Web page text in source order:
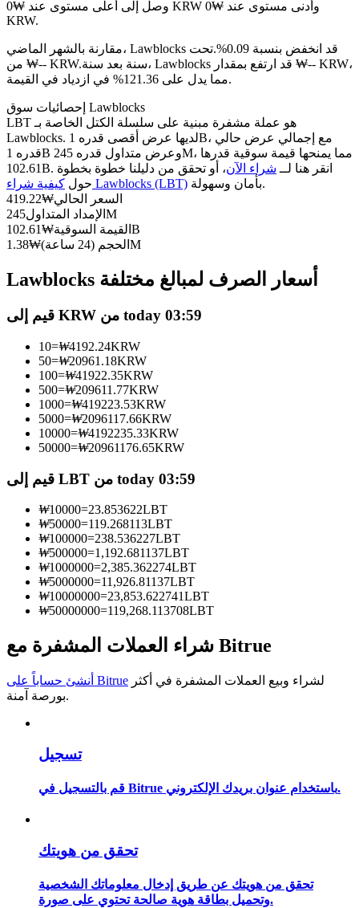
العقود الآجلة باستخدام USDC كضمان
نسخ التداول
انضم إلى أفضل المتداولين
كن متداول نسخ
استمتع بتقاسم الأرباح وعمولات نسخ التداول
معلومة
تحليل البيانات الضخمة بما في ذلك المعلومات التجارية، وما
إلى ذلك.
دليل المبتدئين للعقود الآجلة
وصل إلى أعلى مستوى عند ₩0 KRW وأدنى مستوى عند ₩0
KRW.
مقارنة بالشهر الماضي، Lawblocks قد انخفض بنسبة 0.09%.تحت
من ₩-- KRW.سنة بعد سنة، Lawblocks قد ارتفع بمقدار ₩-- KRW،
مما يدل على 121.36% في ازدياد في القيمة.
إحصائيات سوق Lawblocks
LBT هو عملة مشفرة مبنية على سلسلة الكتل الخاصة بـ
Lawblocks. لديها عرض أقصى قدره 1B، مع إجمالي عرض حالي
قدره 1B وعرض متداول قدره 245M، مما يمنحها قيمة سوقية قدرها
102.61B. انقر هنا لــ شراء الآن، أو تحقق من دليلنا خطوة بخطوة
حول كيفية شراء Lawblocks (LBT)
بأمان وسهولة.
السعر الحالي₩
419.22
الإمداد المتداول 245M
القيمة السوقية₩
102.61B
الحجم (24 ساعة)
₩ 1.38M
Lawblocks أسعار الصرف لمبالغ مختلفة
قيم إلى KRW من today 03:59
10=₩4192.24KRW
50=₩20961.18KRW
100=₩41922.35KRW
500=₩209611.77KRW
1000=₩419223.53KRW
5000=₩2096117.66KRW
10000=₩4192235.33KRW
50000=₩20961176.65KRW
قيم إلى LBT من today 03:59
₩10000=23.853622LBT
₩50000=119.268113LBT
₩100000=238.536227LBT
₩500000=1,192.681137LBT
₩1000000=2,385.362274LBT
₩5000000=11,926.81137LBT
₩10000000=23,853.622741LBT
₩50000000=119,268.113708LBT
شراء العملات المشفرة مع Bitrue
أنشئ حساباً على Bitrue
بورصة آمنة.
تسجيل
قم بالتسجيل في Bitrue باستخدام عنوان بريدك الإلكتروني.
تحقق من هويتك
تحقق من هويتك عن طريق إدخال معلوماتك الشخصية
وتحميل بطاقة هوية صالحة تحتوي على صورة.